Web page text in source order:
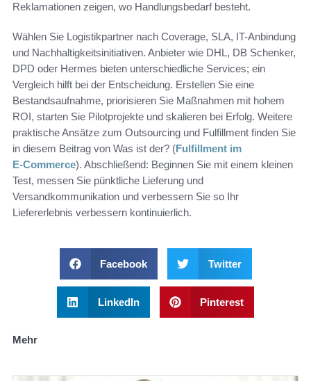
Reklamationen zeigen, wo Handlungsbedarf besteht.
Wählen Sie Logistikpartner nach Coverage, SLA, IT-Anbindung
und Nachhaltigkeitsinitiativen. Anbieter wie DHL, DB Schenker,
DPD oder Hermes bieten unterschiedliche Services; ein
Vergleich hilft bei der Entscheidung. Erstellen Sie eine
Bestandsaufnahme, priorisieren Sie Maßnahmen mit hohem
ROI, starten Sie Pilotprojekte und skalieren bei Erfolg. Weitere
praktische Ansätze zum Outsourcing und Fulfillment finden Sie
in diesem Beitrag von Was ist der? (Fulfillment im
E‑Commerce). Abschließend: Beginnen Sie mit einem kleinen
Test, messen Sie pünktliche Lieferung und
Versandkommunikation und verbessern Sie so Ihr
Liefererlebnis verbessern kontinuierlich.
Facebook Twitter
LinkedIn Pinterest
Mehr